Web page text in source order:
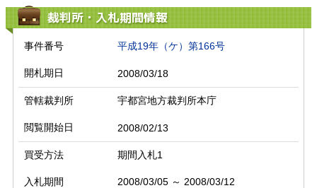
裁判所・入札期間情報
事件番号 平成19年（ケ）第166号
開札期日 2008/03/18
管轄裁判所 宇都宮地方裁判所本庁
閲覧開始日 2008/02/13
買受方法 期間入札1
入札期間 2008/03/05 ～ 2008/03/12